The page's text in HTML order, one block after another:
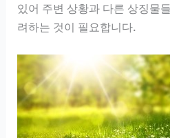
있어 주변 상황과 다른 상징물
려하는 것이 필요합니다.